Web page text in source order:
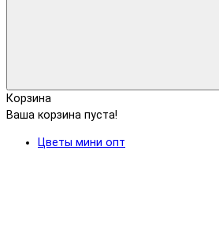
Корзина
Ваша корзина пуста!
Цветы мини опт